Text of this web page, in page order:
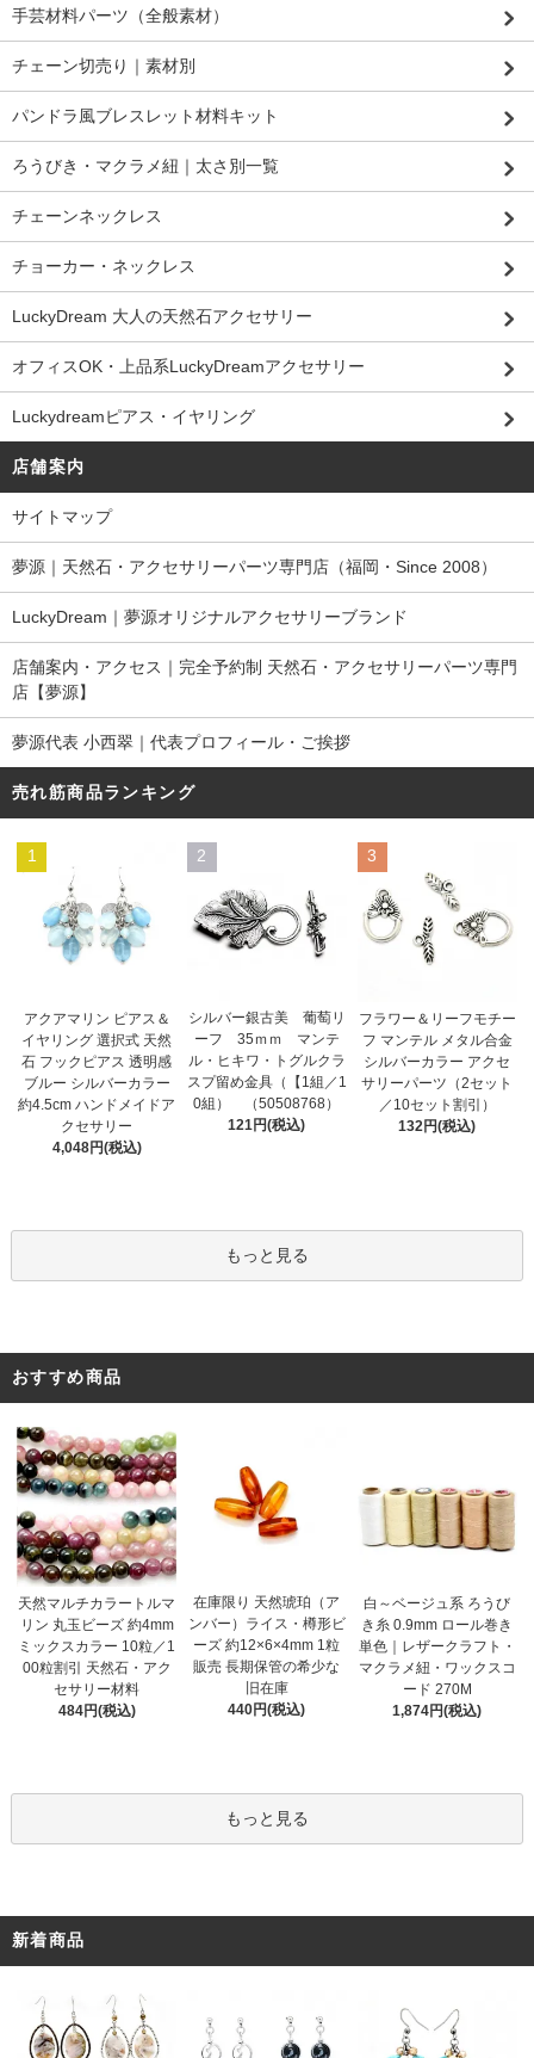
手芸材料パーツ（全般素材）
チェーン切売り｜素材別
パンドラ風ブレスレット材料キット
ろうびき・マクラメ紐｜太さ別一覧
チェーンネックレス
チョーカー・ネックレス
LuckyDream 大人の天然石アクセサリー
オフィスOK・上品系LuckyDreamアクセサリー
Luckydreamピアス・イヤリング
店舗案内
サイトマップ
夢源｜天然石・アクセサリーパーツ専門店（福岡・Since 2008）
LuckyDream｜夢源オリジナルアクセサリーブランド
店舗案内・アクセス｜完全予約制 天然石・アクセサリーパーツ専門
店【夢源】
夢源代表 小西翠｜代表プロフィール・ご挨拶
売れ筋商品ランキング
1
アクアマリン ピアス＆
イヤリング 選択式 天然
石 フックピアス 透明感
ブルー シルバーカラー
約4.5cm ハンドメイドア
クセサリー
4,048円(税込)
2
シルバー銀古美 葡萄リ
ーフ 35ｍｍ マンテ
ル・ヒキワ・トグルクラ
スプ留め金具（【1組／1
0組） （50508768）
121円(税込)
3
フラワー＆リーフモチー
フ マンテル メタル合金
シルバーカラー アクセ
サリーパーツ（2セット
／10セット割引）
132円(税込)
もっと見る
おすすめ商品
天然マルチカラートルマ
リン 丸玉ビーズ 約4mm
ミックスカラー 10粒／1
00粒割引 天然石・アク
セサリー材料
484円(税込)
在庫限り 天然琥珀（ア
ンバー）ライス・樽形ビ
ーズ 約12×6×4mm 1粒
販売 長期保管の希少な
旧在庫
440円(税込)
白～ベージュ系 ろうび
き糸 0.9mm ロール巻き
単色｜レザークラフト・
マクラメ紐・ワックスコ
ード 270M
1,874円(税込)
もっと見る
新着商品